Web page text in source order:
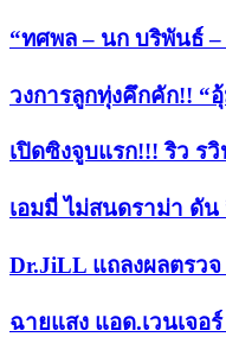
“ทศพล – นก บริพันธ์
วงการลูกทุ่งคึกคัก!! “
เปิดซิงจูบแรก!!! ริว ร
เอมมี่ ไม่สนดราม่า ดัน
Dr.JiLL แถลงผลตรว
ฉายแสง แอด.เวนเจ